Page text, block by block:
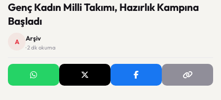
Genç Kadın Milli Takımı, Hazırlık Kampına
Başladı
A Arşiv
· 2 dk okuma